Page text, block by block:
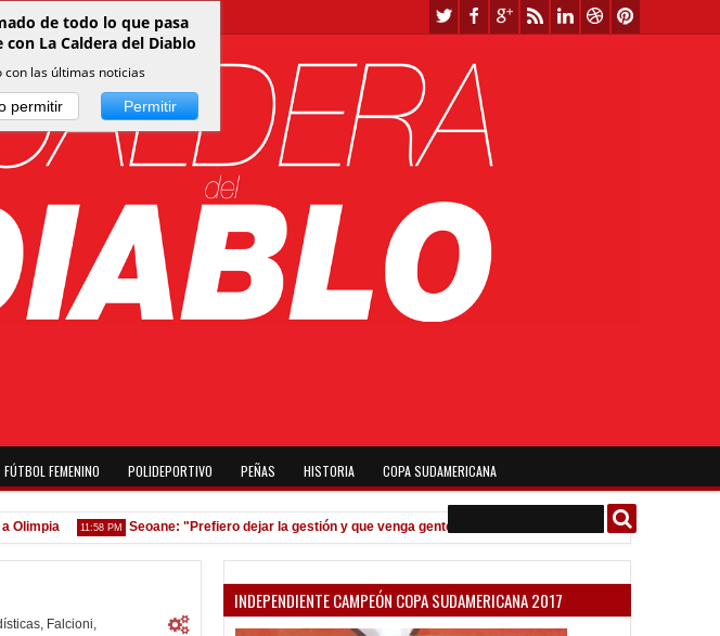
FÚTBOL FEMENINO POLIDEPORTIVO PEÑAS HISTORIA COPA SUDAMERICANA
11:58 PM Seoane: "Prefiero dejar la gestión y que venga gente nueva" Todo confirmado en la Copa
, Falcioni,
INDEPENDIENTE CAMPEÓN COPA SUDAMERICANA 2017
de todo lo que pasa
La Caldera del Diablo
con las últimas noticias
permitir Permitir